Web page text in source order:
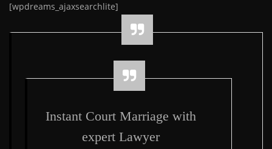
[wpdreams_ajaxsearchlite]
Instant Court Marriage with
expert Lawyer